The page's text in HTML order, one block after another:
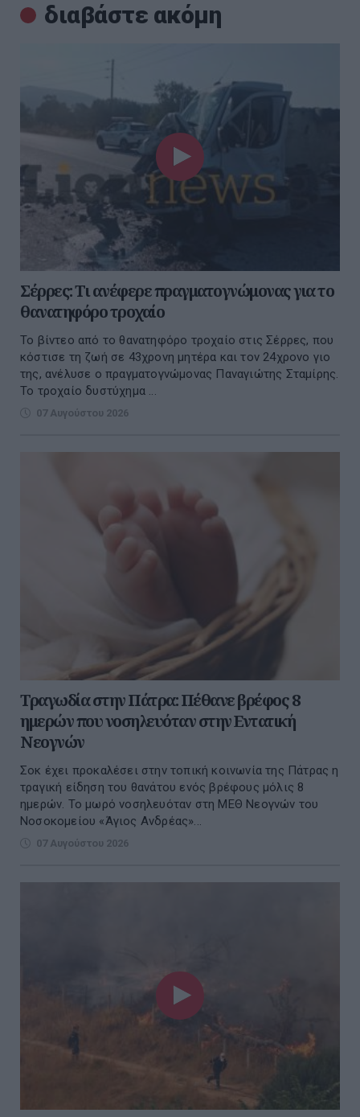
διαβάστε ακόμη
Σέρρες: Τι ανέφερε πραγματογνώμονας για το
θανατηφόρο τροχαίο
Το βίντεο από το θανατηφόρο τροχαίο στις Σέρρες, που
κόστισε τη ζωή σε 43χρονη μητέρα και τον 24χρονο γιο
της, ανέλυσε ο πραγματογνώμονας Παναγιώτης Σταμίρης.
Το τροχαίο δυστύχημα ...
07 Αυγούστου 2026
Τραγωδία στην Πάτρα: Πέθανε βρέφος 8
ημερών που νοσηλευόταν στην Εντατική
Νεογνών
Σοκ έχει προκαλέσει στην τοπική κοινωνία της Πάτρας η
τραγική είδηση του θανάτου ενός βρέφους μόλις 8
ημερών. Το μωρό νοσηλευόταν στη ΜΕΘ Νεογνών του
Νοσοκομείου «Άγιος Ανδρέας»...
07 Αυγούστου 2026